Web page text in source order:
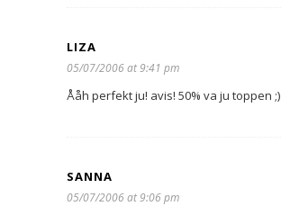
LIZA
05/07/2006 at 9:41 pm
Ååh perfekt ju! avis! 50% va ju toppen ;)
SANNA
05/07/2006 at 9:06 pm